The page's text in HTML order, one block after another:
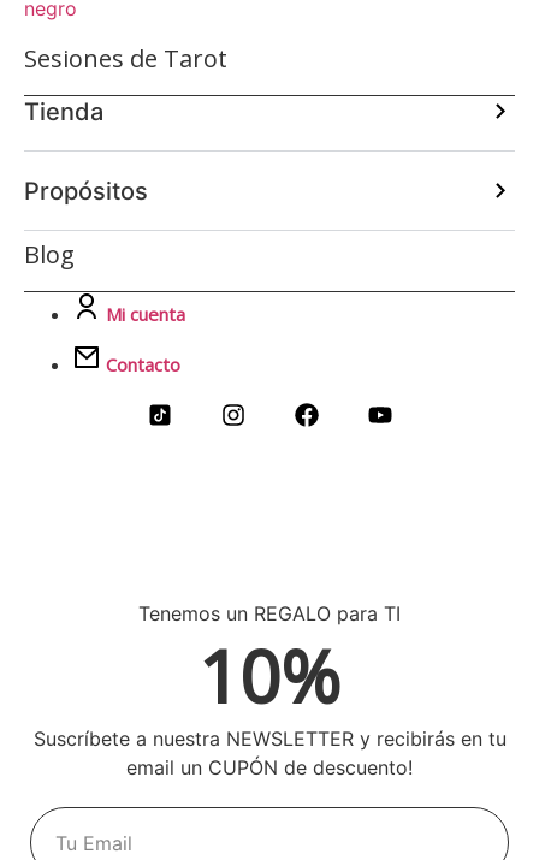
Sesiones de Tarot
Tienda
Propósitos
Blog
Mi cuenta
Contacto
Tenemos un REGALO para TI
10%
Suscríbete a nuestra NEWSLETTER y recibirás en tu
email un CUPÓN de descuento!